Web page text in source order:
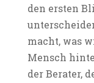
den ersten
macht, was
Mensch
der Berater,